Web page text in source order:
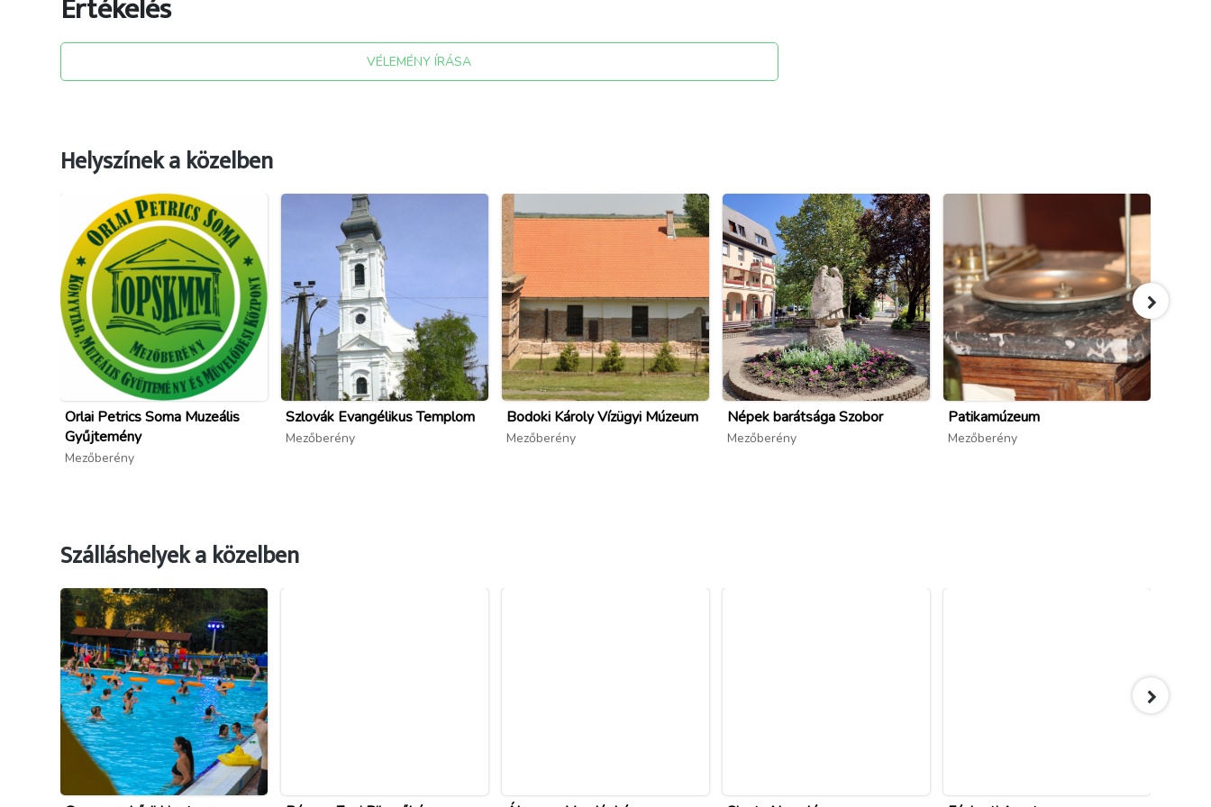
VÉLEMÉNY ÍRÁSA
Helyszínek a közelben
Orlai Petrics Soma Muzeális
Gyűjtemény
Mezőberény
Szlovák Evangélikus Templom
Mezőberény
Bodoki Károly Vízügyi Múzeum
Mezőberény
Népek barátsága Szobor
Mezőberény
Patikamúzeum
Mezőberény
Szálláshelyek a közelben